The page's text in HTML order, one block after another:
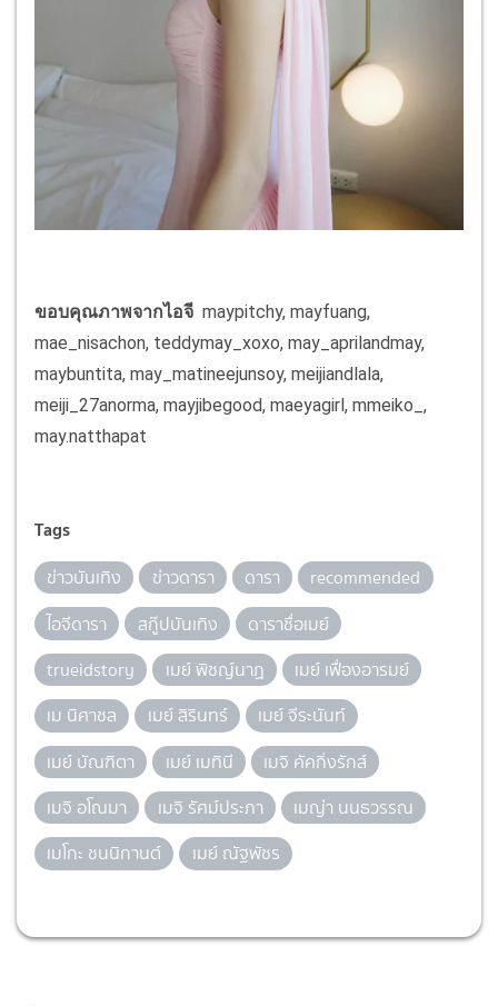
ขอบคุณภาพจากไอจี maypitchy, mayfuang,
mae_nisachon, teddymay_xoxo, may_aprilandmay,
maybuntita, may_matineejunsoy, meijiandlala,
meiji_27anorma, mayjibegood, maeyagirl, mmeiko_,
may.natthapat
Tags
ข่าวบันเทิง ข่าวดารา ดารา
recommended
ไอจีดารา
สกู๊ปบันเทิง
ดาราชื่อเมย์
trueidstory
เมย์ พิชญ์นาฏ
เมย์ เฟื่องอารมย์
เม นิศาชล
เมย์ สิรินทร์
เมย์ จีระนันท์
เมย์ บัณฑิตา
เมย์ เมทินี
เมจิ คัคกิ่งรักส์
เมจิ​ อโณมา
เมจิ รัศม์ประภา
เมญ่า นนธวรรณ
เมโกะ ชนนิกานต์
เมย์ ณัฐพัชร